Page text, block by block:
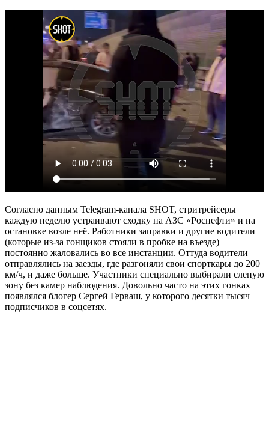
Согласно данным Telegram-канала SHOT, стритрейсеры
каждую неделю устраивают сходку на АЗС «Роснефти» и на
остановке возле неё. Работники заправки и другие водители
(которые из-за гонщиков стояли в пробке на въезде)
постоянно жаловались во все инстанции. Оттуда водители
отправлялись на заезды, где разгоняли свои спорткары до 200
км/ч, и даже больше. Участники специально выбирали слепую
зону без камер наблюдения. Довольно часто на этих гонках
появлялся блогер Сергей Герваш, у которого десятки тысяч
подписчиков в соцсетях.